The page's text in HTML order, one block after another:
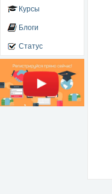
Курсы
Блоги
Статус